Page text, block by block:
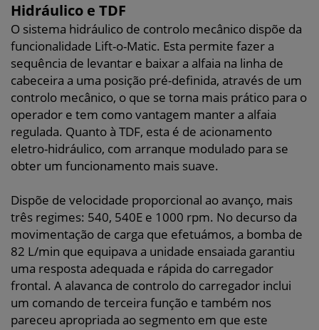
Hidráulico e TDF
O sistema hidráulico de controlo mecânico dispõe da
funcionalidade Lift-o-Matic. Esta permite fazer a
sequência de levantar e baixar a alfaia na linha de
cabeceira a uma posição pré-definida, através de um
controlo mecânico, o que se torna mais prático para o
operador e tem como vantagem manter a alfaia
regulada. Quanto à TDF, esta é de acionamento
eletro-hidráulico, com arranque modulado para se
obter um funcionamento mais suave.
Dispõe de velocidade proporcional ao avanço, mais
três regimes: 540, 540E e 1000 rpm. No decurso da
movimentação de carga que efetuámos, a bomba de
82 L/min que equipava a unidade ensaiada garantiu
uma resposta adequada e rápida do carregador
frontal. A alavanca de controlo do carregador inclui
um comando de terceira função e também nos
pareceu apropriada ao segmento em que este